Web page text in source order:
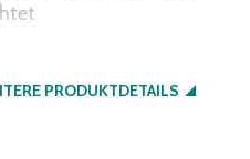
Spanplatten in
PRODUKTDETAILS